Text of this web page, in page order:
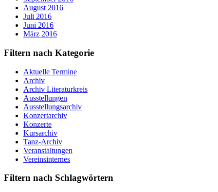
August 2016
Juli 2016
Juni 2016
März 2016
Filtern nach Kategorie
Aktuelle Termine
Archiv
Archiv Literaturkreis
Ausstellungen
Ausstellungsarchiv
Konzertarchiv
Konzerte
Kursarchiv
Tanz-Archiv
Veranstaltungen
Vereinsinternes
Filtern nach Schlagwörtern